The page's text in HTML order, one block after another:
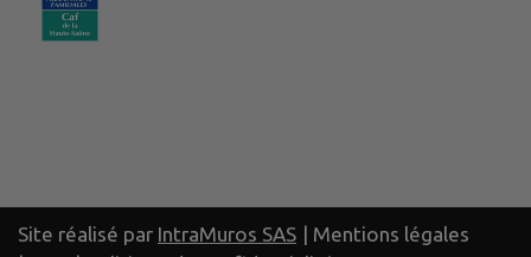
Site réalisé par IntraMuros SAS | Mentions légales